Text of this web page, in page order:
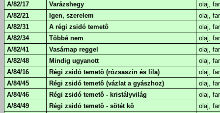
A/82/17
Varázshegy
olaj,
A/82/21
Igen, szerelem
olaj,
A/82/31
A régi zsidó temetô
olaj,
A/82/34
Többé nem
olaj,
A/82/41
Vasárnap reggel
olaj,
A/82/48
Mindig ugyanott
olaj,
A/84/16
Régi zsidó temetô (rózsaszín és lila)
olaj,
A/84/45
Régi zsidó temetô (vázlat a gyászhoz)
olaj,
A/84/46
Régi zsidó temetô - kristályvilág
olaj,
A/84/49
Régi zsidó temetô - sötét kô
olaj,